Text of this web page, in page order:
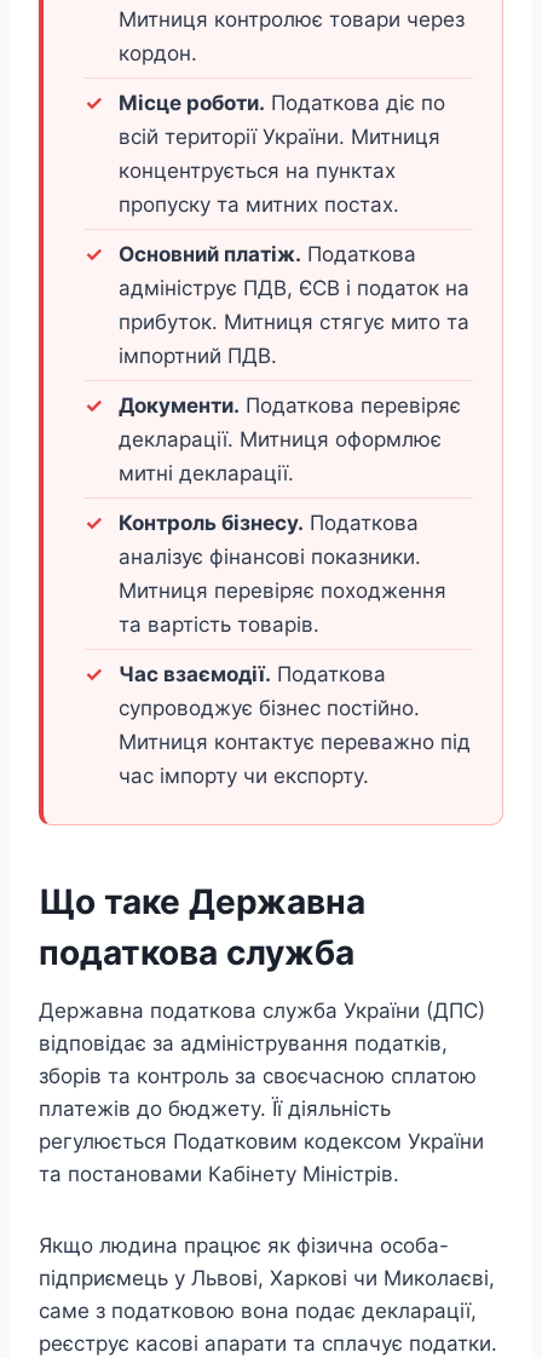
Митниця контролює товари через
кордон.
Місце роботи. Податкова діє по
всій території України. Митниця
концентрується на пунктах
пропуску та митних постах.
Основний платіж. Податкова
адмініструє ПДВ, ЄСВ і податок на
прибуток. Митниця стягує мито та
імпортний ПДВ.
Документи. Податкова перевіряє
декларації. Митниця оформлює
митні декларації.
Контроль бізнесу. Податкова
аналізує фінансові показники.
Митниця перевіряє походження
та вартість товарів.
Час взаємодії. Податкова
супроводжує бізнес постійно.
Митниця контактує переважно під
час імпорту чи експорту.
Що таке Державна
податкова служба
Державна податкова служба України (ДПС)
відповідає за адміністрування податків,
зборів та контроль за своєчасною сплатою
платежів до бюджету. Її діяльність
регулюється Податковим кодексом України
та постановами Кабінету Міністрів.
Якщо людина працює як фізична особа-
підприємець у Львові, Харкові чи Миколаєві,
саме з податковою вона подає декларації,
реєструє касові апарати та сплачує податки.